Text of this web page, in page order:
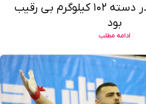
فرهاد قلی‌زاده در دسته ۱۰۲ کیلوگرم بی رقیب
بود
ادامه مطلب